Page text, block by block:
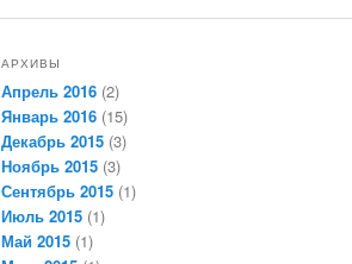
АРХИВЫ
Апрель 2016 (2)
Январь 2016 (15)
Декабрь 2015 (3)
Ноябрь 2015 (3)
Сентябрь 2015 (1)
Июль 2015 (1)
Май 2015 (1)